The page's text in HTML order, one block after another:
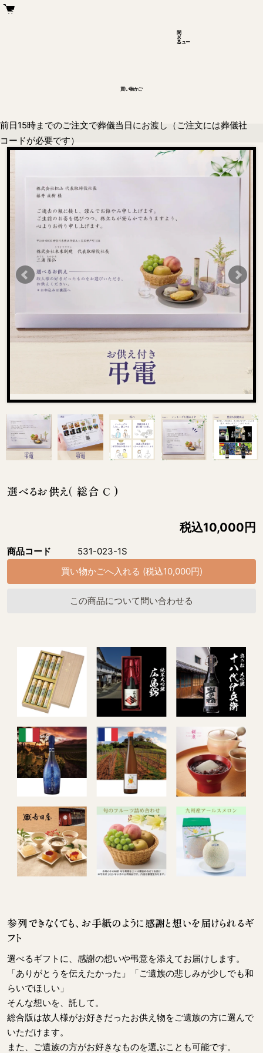
買い物かご
メ
ニュー
閉
じ
る
前日15時までのご注文で葬儀当日にお渡し（ご注文には葬儀社
コードが必要です）
選べるお供え（ 総合 C )
税込10,000円
商品コード 531-023-1S
この商品について問い合わせる
参列できなくても、お手紙のように感謝と想いを届けられるギ
フト
選べるギフトに、感謝の想いや弔意を添えてお届けします。
「ありがとうを伝えたかった」「ご遺族の悲しみが少しでも和
らいでほしい」
そんな想いを、託して。
総合版は故人様がお好きだったお供え物をご遺族の方に選んで
いただけます。
また、ご遺族の方がお好きなものを選ぶことも可能です。